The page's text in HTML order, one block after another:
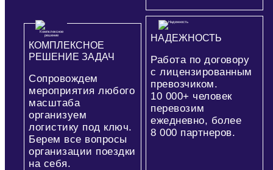
КОМПЛЕКСНОЕ
РЕШЕНИЕ ЗАДАЧ
Сопровождем
мероприятия любого
масштаба
организуем
логистику под ключ.
Берем все вопросы
организации поездки
на себя.
НАДЕЖНОСТЬ
Работа по договору
с лицензированным
превозчиком.
10 000+ человек
перевозим
ежедневно, более
8 000 партнеров.